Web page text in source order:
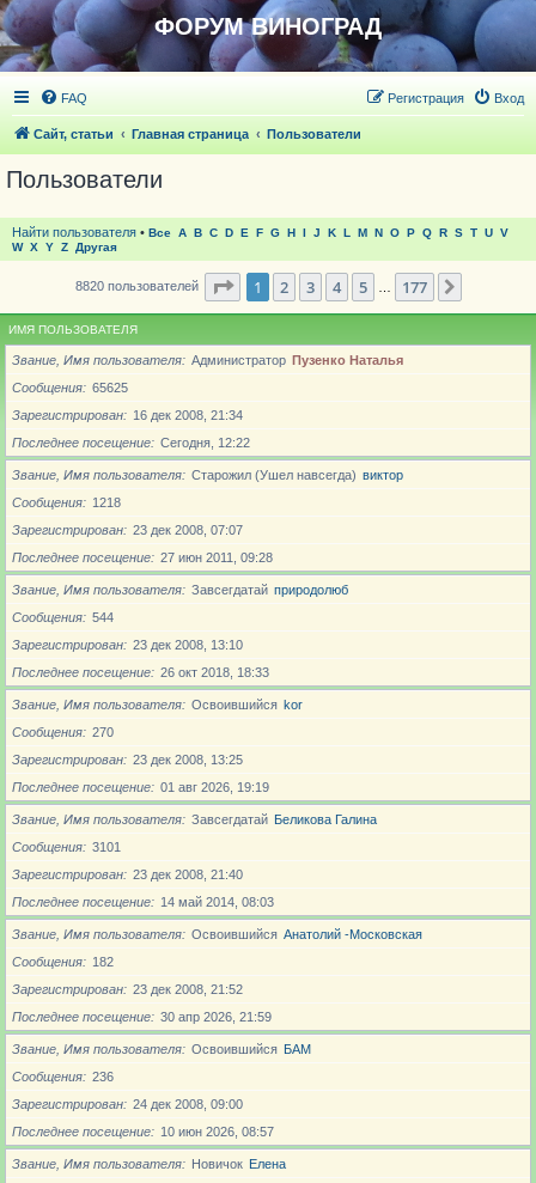
ФОРУМ ВИНОГРАД
FAQ Вход
Регистрация
Сайт, статьи Главная страница Пользователи
Пользователи
Найти пользователя • Все A B C D E F G H I J K L M N O P Q R S T U V
W X Y Z Другая
8820 пользователей Страница из 177
1 2 3 4 5 177
ИМЯ ПОЛЬЗОВАТЕЛЯ
Звание, Имя пользователя Администратор Пузенко Наталья
Сообщения
65625
Зарегистрирован
16 дек 2008, 21:34
Последнее посещение
Сегодня, 12:22
Звание, Имя пользователя Старожил (Ушел навсегда) виктор
Сообщения
1218
Зарегистрирован
23 дек 2008, 07:07
Последнее посещение
27 июн 2011, 09:28
Звание, Имя пользователя Завсегдатай природолюб
Сообщения
544
Зарегистрирован
23 дек 2008, 13:10
Последнее посещение
26 окт 2018, 18:33
Звание, Имя пользователя Освоившийся kor
Сообщения
270
Зарегистрирован
23 дек 2008, 13:25
Последнее посещение
01 авг 2026, 19:19
Звание, Имя пользователя Завсегдатай Беликова Галина
Сообщения
3101
Зарегистрирован
23 дек 2008, 21:40
Последнее посещение
14 май 2014, 08:03
Звание, Имя пользователя Освоившийся Анатолий -Московская
Сообщения
182
Зарегистрирован
23 дек 2008, 21:52
Последнее посещение
30 апр 2026, 21:59
Звание, Имя пользователя Освоившийся БАМ
Сообщения
236
Зарегистрирован
24 дек 2008, 09:00
Последнее посещение
10 июн 2026, 08:57
Звание, Имя пользователя Новичoк Елена